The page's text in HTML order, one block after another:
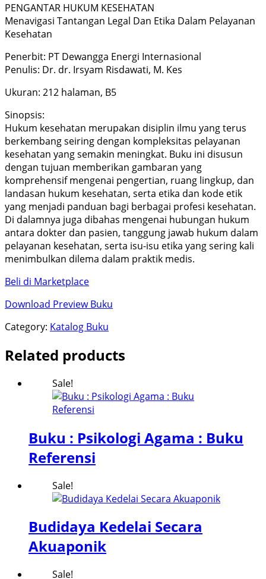
PENGANTAR HUKUM KESEHATAN
Menavigasi Tantangan Legal Dan Etika Dalam Pelayanan
Kesehatan
Penerbit: PT Dewangga Energi Internasional
Penulis: Dr. dr. Irsyam Risdawati, M. Kes
Ukuran: 212 halaman, B5
Sinopsis:
Hukum kesehatan merupakan disiplin ilmu yang terus
berkembang seiring dengan kompleksitas pelayanan
kesehatan yang semakin meningkat. Buku ini disusun
dengan tujuan memberikan gambaran yang
komprehensif mengenai pengertian, ruang lingkup, dan
landasan hukum kesehatan, serta etika dan kode etik
yang menjadi panduan bagi berbagai profesi kesehatan.
Di dalamnya juga dibahas mengenai hubungan hukum
antara dokter dan pasien, tanggung jawab hukum dalam
pelayanan kesehatan, serta isu-isu etika yang sering kali
menimbulkan dilema dalam praktik medis.
Beli di Marketplace
Download Preview Buku
Category: Katalog Buku
Related products
Sale!
Buku : Psikologi Agama : Buku
Referensi
Sale!
Budidaya Kedelai Secara
Akuaponik
Sale!